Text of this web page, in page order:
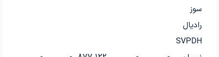
سوز
رادیال
SVPDH